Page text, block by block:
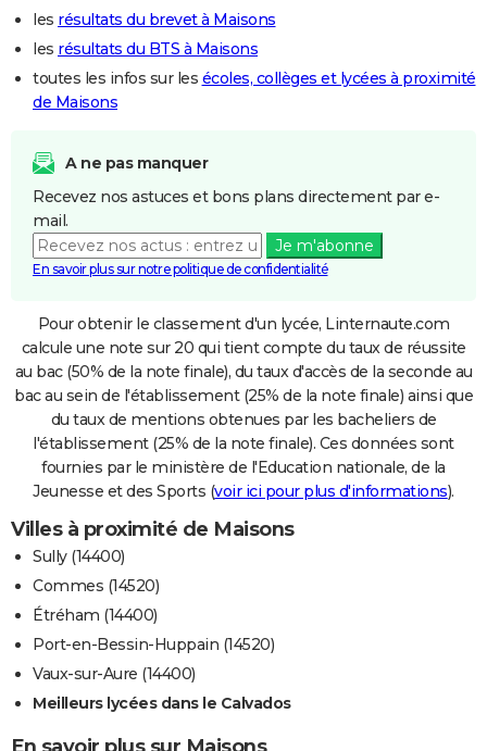
les résultats du brevet à Maisons
les résultats du BTS à Maisons
toutes les infos sur les écoles, collèges et lycées à proximité
de Maisons
A ne pas manquer
Recevez nos astuces et bons plans directement par e-
mail.
Je m'abonne
En savoir plus sur notre politique de confidentialité
Pour obtenir le classement d'un lycée, Linternaute.com
calcule une note sur 20 qui tient compte du taux de réussite
au bac (50% de la note finale), du taux d'accès de la seconde au
bac au sein de l'établissement (25% de la note finale) ainsi que
du taux de mentions obtenues par les bacheliers de
l'établissement (25% de la note finale). Ces données sont
fournies par le ministère de l'Education nationale, de la
Jeunesse et des Sports (voir ici pour plus d'informations).
Villes à proximité de Maisons
Sully (14400)
Commes (14520)
Étréham (14400)
Port-en-Bessin-Huppain (14520)
Vaux-sur-Aure (14400)
Meilleurs lycées dans le Calvados